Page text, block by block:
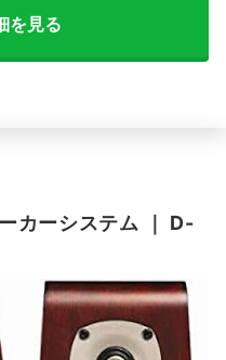
を見る
カーシステム
D-